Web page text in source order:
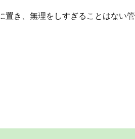
置き、無理をしすぎることはない管